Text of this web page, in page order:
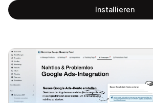
Installieren